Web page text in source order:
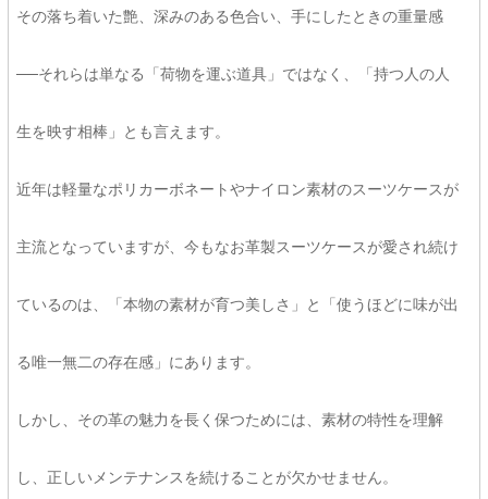
その落ち着いた艶、深みのある色合い、手にしたときの重量感
──それらは単なる「荷物を運ぶ道具」ではなく、「持つ人の人
生を映す相棒」とも言えます。
近年は軽量なポリカーボネートやナイロン素材のスーツケースが
主流となっていますが、今もなお革製スーツケースが愛され続け
ているのは、「本物の素材が育つ美しさ」と「使うほどに味が出
る唯一無二の存在感」にあります。
しかし、その革の魅力を長く保つためには、素材の特性を理解
し、正しいメンテナンスを続けることが欠かせません。